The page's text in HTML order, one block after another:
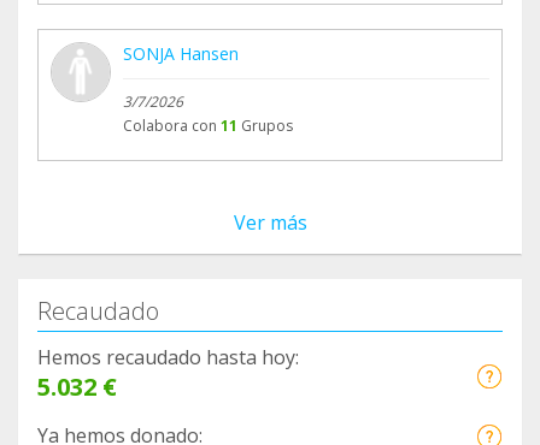
SONJA Hansen
3/7/2026
Colabora con 11 Grupos
Ver más
Recaudado
Hemos recaudado hasta hoy:
5.032 €
Ya hemos donado: